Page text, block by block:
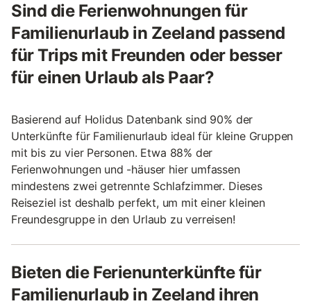
Sind die Ferienwohnungen für
Familienurlaub in Zeeland passend
für Trips mit Freunden oder besser
für einen Urlaub als Paar?
Basierend auf Holidus Datenbank sind 90% der
Unterkünfte für Familienurlaub ideal für kleine Gruppen
mit bis zu vier Personen. Etwa 88% der
Ferienwohnungen und -häuser hier umfassen
mindestens zwei getrennte Schlafzimmer. Dieses
Reiseziel ist deshalb perfekt, um mit einer kleinen
Freundesgruppe in den Urlaub zu verreisen!
Bieten die Ferienunterkünfte für
Familienurlaub in Zeeland ihren